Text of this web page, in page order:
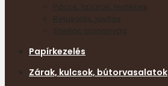
Pácok, lazúrok, festékek
Retusálás, javítás
Papírkezelés
Zárak, kulcsok, bútorvasalatok